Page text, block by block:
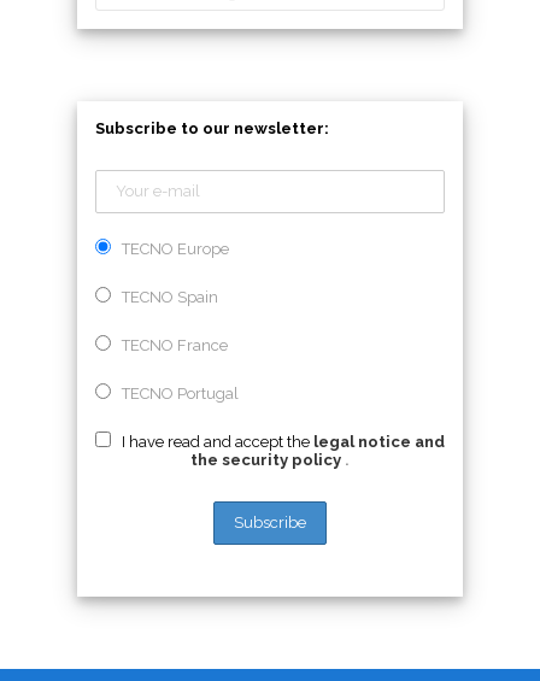
Subscribe to our newsletter:
TECNO Europe
TECNO Spain
TECNO France
TECNO Portugal
I have read and accept the legal notice and
the security policy .